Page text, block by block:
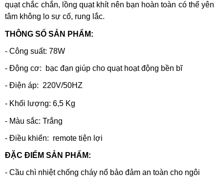
quạt chắc chắn, lồng quạt khít nên bạn hoàn toàn có thể yên
tâm không lo sự cố, rung lắc.
THÔNG SỐ SẢN PHẨM:
- Công suất: 78W
- Động cơ: bạc đạn giúp cho quạt hoạt động bền bĩ
- Điện áp: 220V/50HZ
- Khối lượng: 6,5 Kg
- Màu sắc: Trắng
- Điều khiển: remote tiện lợi
ĐẶC ĐIỂM SẢN PHẨM:
- Cầu chì nhiệt chống cháy nổ bảo đảm an toàn cho ngôi